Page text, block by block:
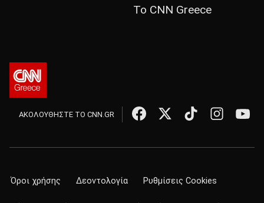
Το CNN Greece
ΑΚΟΛΟΥΘΗΣΤΕ ΤΟ CNN.GR
Όροι χρήσης Δεοντολογία Ρυθμίσεις Cookies